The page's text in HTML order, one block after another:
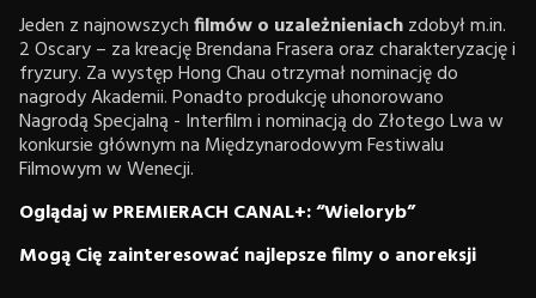
Jeden z najnowszychfilmów o uzależnieniachzdobył m.in.
2 Oscary – za kreację Brendana Frasera oraz charakteryzację i
fryzury. Za występ Hong Chau otrzymał nominację do
nagrody Akademii. Ponadto produkcję uhonorowano
Nagrodą Specjalną - Interfilm i nominacją do Złotego Lwa w
konkursie głównym na Międzynarodowym Festiwalu
Filmowym w Wenecji.
Oglądaj w PREMIERACH CANAL+: “Wieloryb”
Mogą Cię zainteresować najlepsze filmy o anoreksji